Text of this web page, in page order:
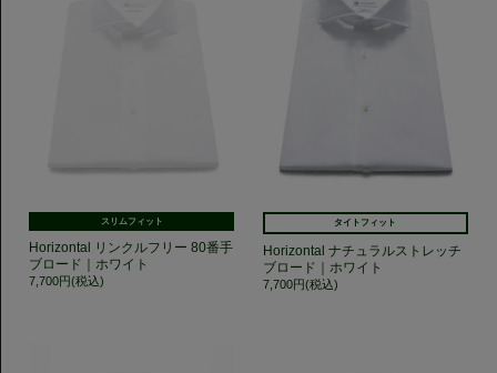
スリムフィット
Horizontal リンクルフリー 80番手
ブロード｜ホワイト
7,700円(税込)
タイトフィット
Horizontal ナチュラルストレッチ
ブロード｜ホワイト
7,700円(税込)